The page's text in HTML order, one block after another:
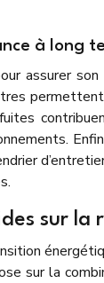
à long
assurer
sur la
sur la